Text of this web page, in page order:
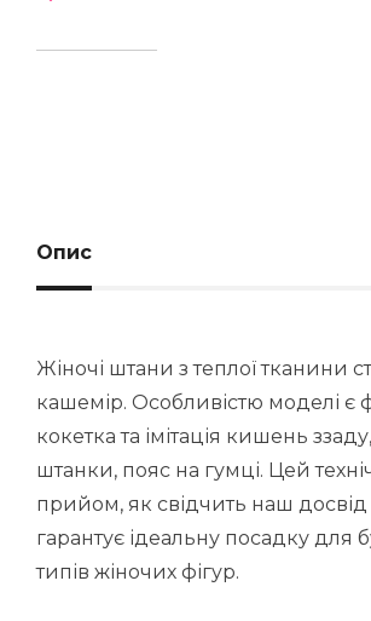
Опис
Жіночі штани з теплої тканини
кашемір. Особливістю моделі є
кокетка та імітація кишень
штанки, пояс на гумці. Цей
прийом, як свідчить наш
гарантує ідеальну посадку для
типів жіночих фігур.